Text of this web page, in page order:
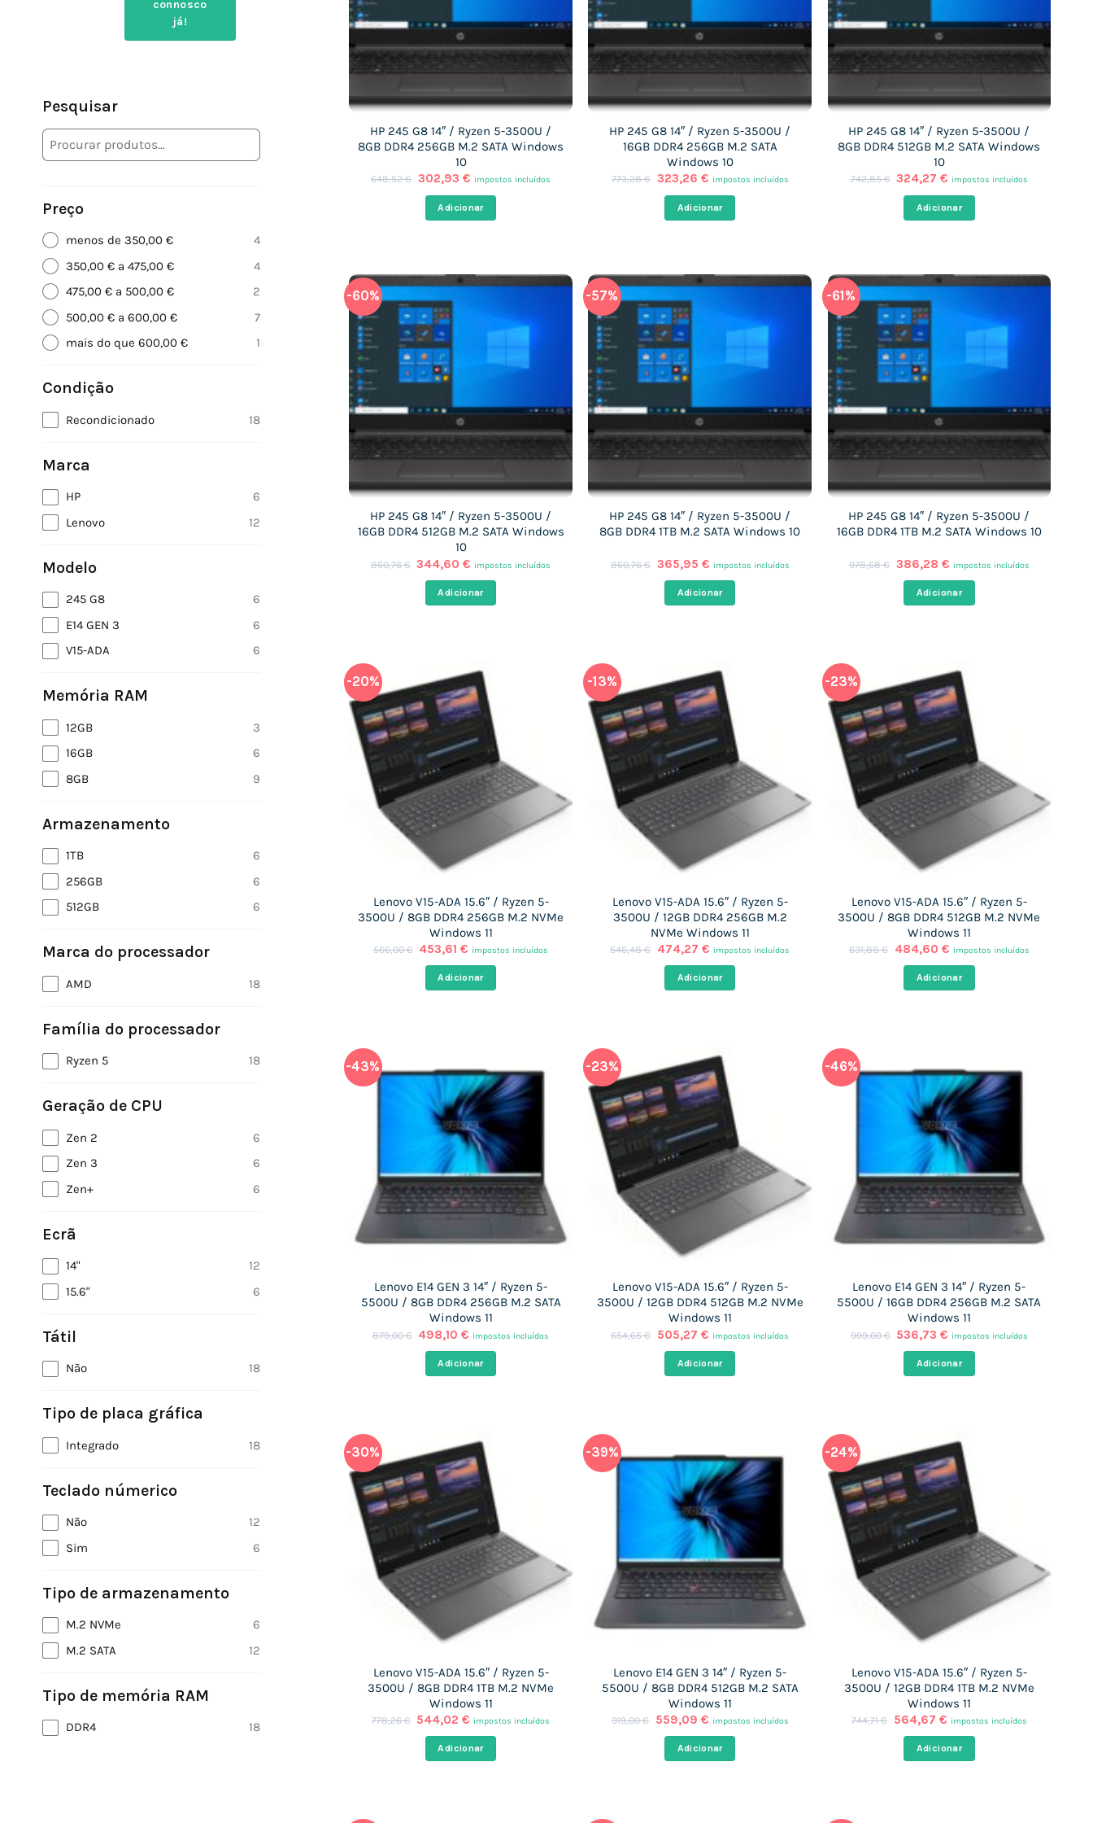
connosco
já!
Pesquisar
Preço
menos de 350,00 €
4
350,00 € a 475,00 €
4
475,00 € a 500,00 €
2
500,00 € a 600,00 €
7
mais do que 600,00 €
1
Condição
Recondicionado 18
Marca
HP
6
Lenovo
12
Modelo
245 G8
6
E14 GEN 3
6
V15-ADA
6
Memória RAM
12GB
3
16GB
6
8GB
9
Armazenamento
1TB
6
256GB
6
512GB
6
Marca do processador
AMD 18
Família do processador
Ryzen 5 18
Geração de CPU
Zen 2
6
Zen 3
6
Zen+
6
Ecrã
14"
12
15.6"
6
Tátil
Não 18
Tipo de placa gráfica
Integrado 18
Teclado númerico
Não
12
Sim
6
Tipo de armazenamento
M.2 NVMe
6
M.2 SATA
12
Tipo de memória RAM
DDR4 18
HP 245 G8 14″ / Ryzen 5-3500U /
8GB DDR4 256GB M.2 SATA Windows
10
648,52€ O
original
era:
302,93 €O
atual
é:
impostos incluídos
Adicionar
HP 245 G8 14″ / Ryzen 5-3500U /
16GB DDR4 256GB M.2 SATA
Windows 10
773,28€ O
original
era:
323,26 €O
atual
é:
impostos incluídos
Adicionar
HP 245 G8 14″ / Ryzen 5-3500U /
8GB DDR4 512GB M.2 SATA Windows
10
742,85€ O
original
era:
324,27€ O
atual
é:
impostos incluídos
Adicionar
-60%
HP 245 G8 14″ / Ryzen 5-3500U /
16GB DDR4 512GB M.2 SATA Windows
10
860,76€ O
original
era:
344,60€ O
preço
atual
é:
impostos incluídos
Adicionar
-57%
HP 245 G8 14″ / Ryzen 5-3500U /
8GB DDR4 1TB M.2 SATA Windows 10
860,76€ O
original
era:
365,95 €O
preço
atual
é:
impostos incluídos
Adicionar
-61%
HP 245 G8 14″ / Ryzen 5-3500U /
16GB DDR4 1TB M.2 SATA Windows 10
978,68€ O
original
era:
386,28 €O
preço
atual
é:
impostos incluídos
Adicionar
-20%
Lenovo V15-ADA 15.6″ / Ryzen 5-
3500U / 8GB DDR4 256GB M.2 NVMe
Windows 11
566,00€ O
original
era:
453,61€ O
atual
é:
impostos incluídos
Adicionar
-13%
Lenovo V15-ADA 15.6″ / Ryzen 5-
3500U / 12GB DDR4 256GB M.2
NVMe Windows 11
546,48€
O
original
era:
474,27€ O
atual
é:
impostos incluídos
Adicionar
-23%
Lenovo V15-ADA 15.6″ / Ryzen 5-
3500U / 8GB DDR4 512GB M.2 NVMe
Windows 11
631,88€
O
original
era:
484,60 €O
atual
é:
impostos incluídos
Adicionar
-43%
Lenovo E14 GEN 3 14″ / Ryzen 5-
5500U / 8GB DDR4 256GB M.2 SATA
Windows 11
879,00€ O
original
era:
498,10€ O
preço
atual
é:
impostos incluídos
Adicionar
-23%
Lenovo V15-ADA 15.6″ / Ryzen 5-
3500U / 12GB DDR4 512GB M.2 NVMe
Windows 11
654,65€
O
original
era:
505,27€ O
preço
atual
é:
impostos incluídos
Adicionar
-46%
Lenovo E14 GEN 3 14″ / Ryzen 5-
5500U / 16GB DDR4 256GB M.2 SATA
Windows 11
999,00€
O
original
era:
536,73€ O
preço
atual
é:
impostos incluídos
Adicionar
-30%
Lenovo V15-ADA 15.6″ / Ryzen 5-
3500U / 8GB DDR4 1TB M.2 NVMe
Windows 11
778,26€ O
original
era:
544,02€ O
atual
é:
impostos incluídos
Adicionar
-39%
Lenovo E14 GEN 3 14″ / Ryzen 5-
5500U / 8GB DDR4 512GB M.2 SATA
Windows 11
919,00€
O
original
era:
559,09 €O
atual
é:
impostos incluídos
Adicionar
-24%
Lenovo V15-ADA 15.6″ / Ryzen 5-
3500U / 12GB DDR4 1TB M.2 NVMe
Windows 11
744,71€
O
original
era:
564,67 €O
atual
é:
impostos incluídos
Adicionar